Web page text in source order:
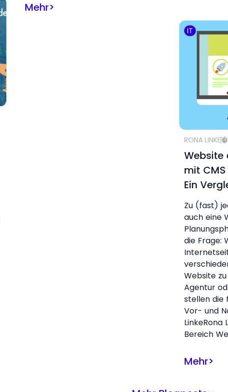
Mehr>
IT
RONA LINKE
Website
mit
Ein
Zu (fast)
auch eine
die Frage:
Website
Agentur
stellen die
Vor- und
LinkeRona
Bereich
Mehr>